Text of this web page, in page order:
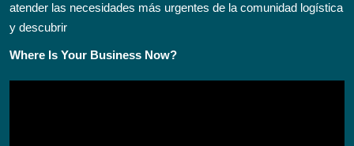
atender las necesidades más urgentes de la comunidad logística
y descubrir
Where Is Your Business Now?